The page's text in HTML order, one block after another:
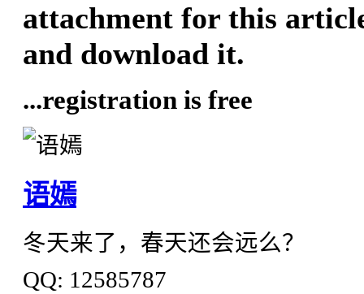
attachment for this
and download it.
...registration is free
语嫣
冬天来了，春天还会远么？
QQ: 12585787